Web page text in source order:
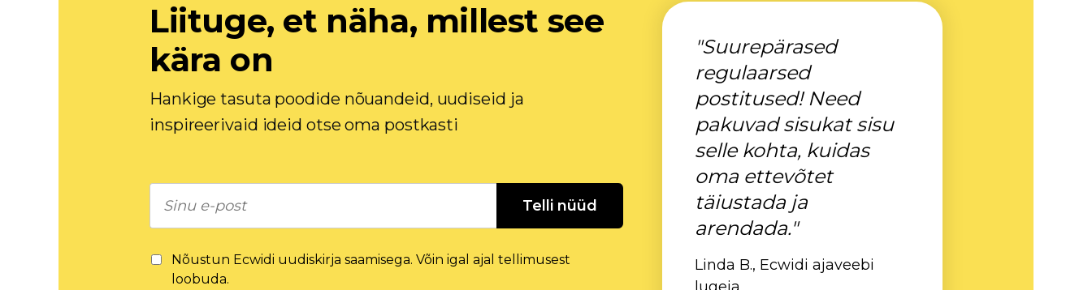
Liituge, et näha, millest see
kära on
Hankige tasuta poodide nõuandeid, uudiseid ja
inspireerivaid ideid otse oma postkasti
Telli nüüd
Nõustun Ecwidi uudiskirja saamisega. Võin igal ajal tellimusest
loobuda.
"Suurepärased
regulaarsed
postitused! Need
pakuvad sisukat sisu
selle kohta, kuidas
oma ettevõtet
täiustada ja
arendada."
Linda B., Ecwidi ajaveebi